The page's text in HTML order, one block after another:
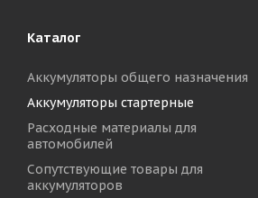
Каталог
Аккумуляторы общего назначения
Аккумуляторы стартерные
Расходные материалы для
автомобилей
Сопутствующие товары для
аккумуляторов